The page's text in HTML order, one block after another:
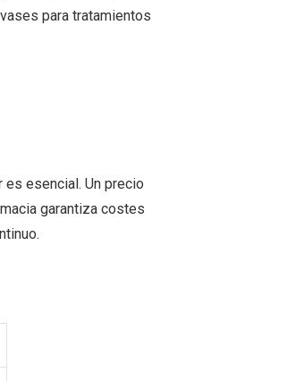
para tratamientos
esencial. Un precio
garantiza costes